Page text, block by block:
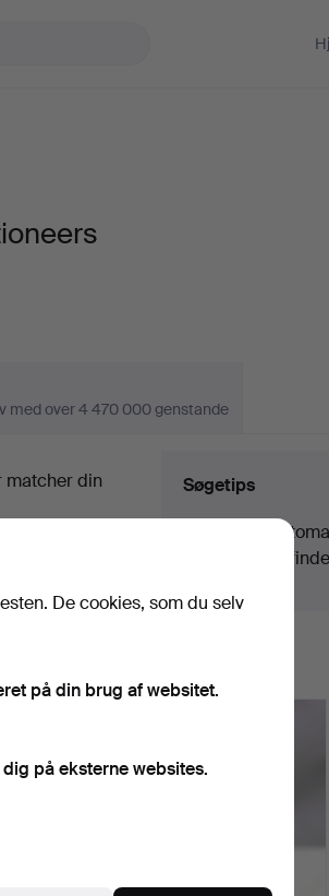
med over 4 470 000 genstande
matcher din
Søgetips
Vi søger
,
De cookies, som du selv
på din brug af websitet.
på eksterne websites.